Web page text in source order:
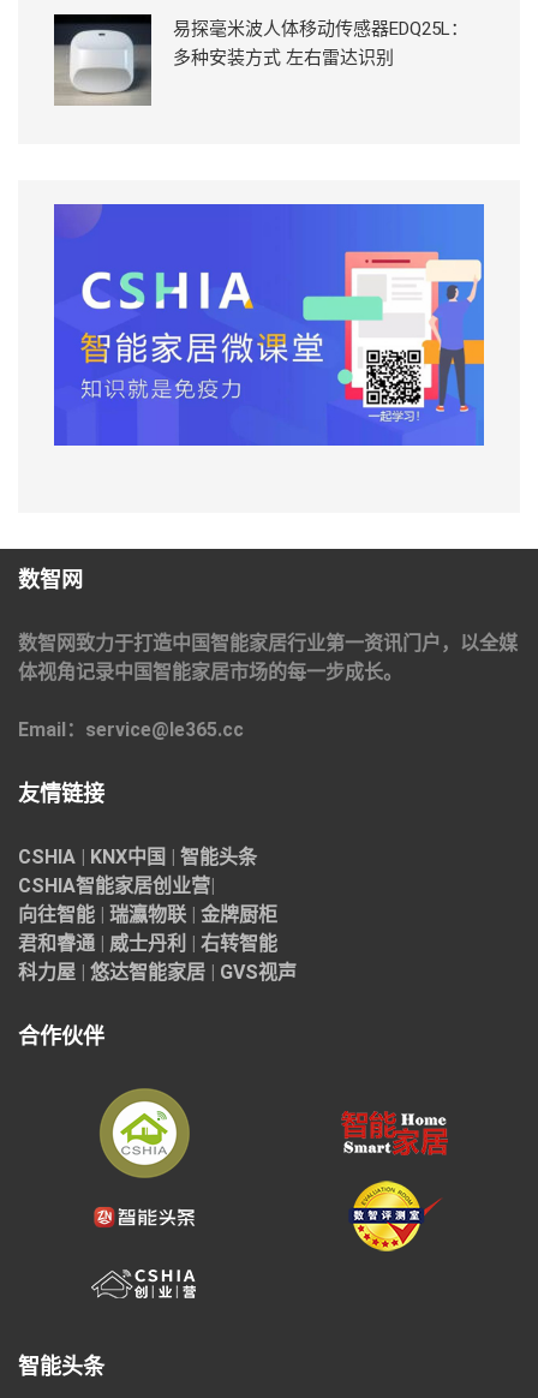
易探毫米波人体移动传感器EDQ25L：
多种安装方式 左右雷达识别
数智网
数智网致力于打造中国智能家居行业第一资讯门户，以全媒
体视角记录中国智能家居市场的每一步成长。
Email：service@le365.cc
友情链接
CSHIA KNX中国
智能头条
CSHIA智能家居创业营
向往智能
瑞瀛物联
金牌厨柜
君和睿通
威士丹利
右转智能
科力屋
悠达智能家居 GVS视声
合作伙伴
智能头条